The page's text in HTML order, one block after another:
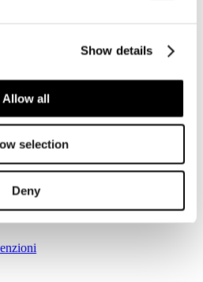
Show details
Allow all
selection
Deny